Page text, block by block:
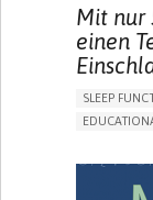
Mit nur
einen
SLEEP
PEDIATRICS